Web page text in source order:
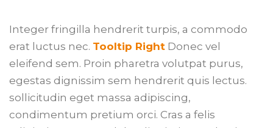
Integer fringilla hendrerit turpis, a commodo
erat luctus nec. Tooltip Right Donec vel
eleifend sem. Proin pharetra volutpat purus,
egestas dignissim sem hendrerit quis lectus.
sollicitudin eget massa adipiscing,
condimentum pretium orci. Cras a felis